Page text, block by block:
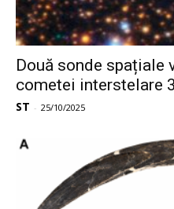
Două sonde spațiale
cometei interstelare
ST - 25/10/2025